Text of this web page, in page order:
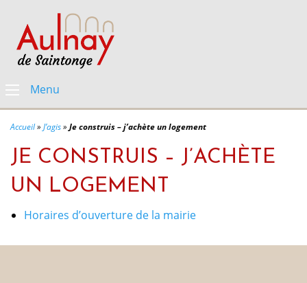
Menu
Accueil» J’agis» Je construis – j’achète un logement
JE CONSTRUIS – J’ACHÈTE
UN LOGEMENT
Horaires d’ouverture de la mairie